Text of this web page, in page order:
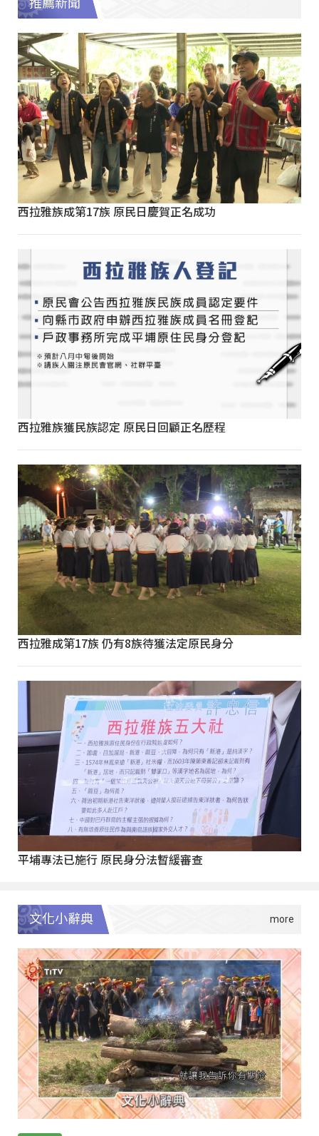
推薦新聞
西拉雅族成第17族 原民日慶賀正名成功
西拉雅族獲民族認定 原民日回顧正名歷程
西拉雅成第17族 仍有8族待獲法定原民身分
平埔專法已施行 原民身分法暫緩審查
文化小辭典